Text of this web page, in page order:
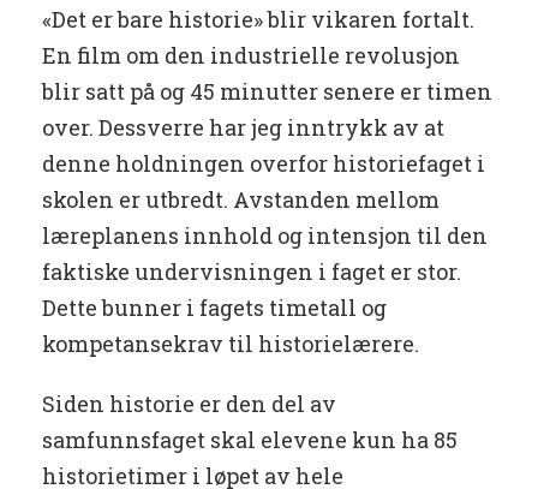
«Det er bare historie» blir vikaren fortalt.
En film om den industrielle revolusjon
blir satt på og 45 minutter senere er timen
over. Dessverre har jeg inntrykk av at
denne holdningen overfor historiefaget i
skolen er utbredt. Avstanden mellom
læreplanens innhold og intensjon til den
faktiske undervisningen i faget er stor.
Dette bunner i fagets timetall og
kompetansekrav til historielærere.
Siden historie er den del av
samfunnsfaget skal elevene kun ha 85
historietimer i løpet av hele